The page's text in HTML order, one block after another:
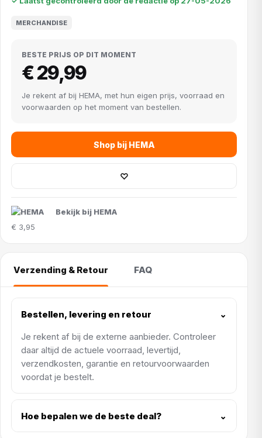
MERCHANDISE
BESTE PRIJS OP DIT MOMENT
€ 29,99
Je rekent af bij HEMA, met hun eigen prijs, voorraad en
voorwaarden op het moment van bestellen.
Shop bij HEMA
♡
Bekijk bij HEMA
€ 3,95
Verzending & Retour FAQ
Bestellen, levering en retour ⌄
Je rekent af bij de externe aanbieder. Controleer
daar altijd de actuele voorraad, levertijd,
verzendkosten, garantie en retourvoorwaarden
voordat je bestelt.
Hoe bepalen we de beste deal? ⌄